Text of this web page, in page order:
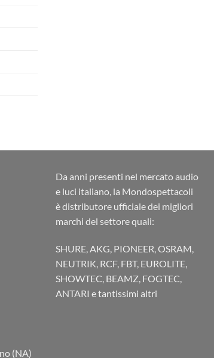
(NA)
Da anni presenti nel mercato audio
e luci italiano, la Mondospettacoli
è distributore ufficiale dei migliori
marchi del settore quali:
SHURE, AKG, PIONEER, OSRAM,
NEUTRIK, RCF, FBT, EUROLITE,
SHOWTEC, BEAMZ, FOGTEC,
ANTARI e tantissimi altri